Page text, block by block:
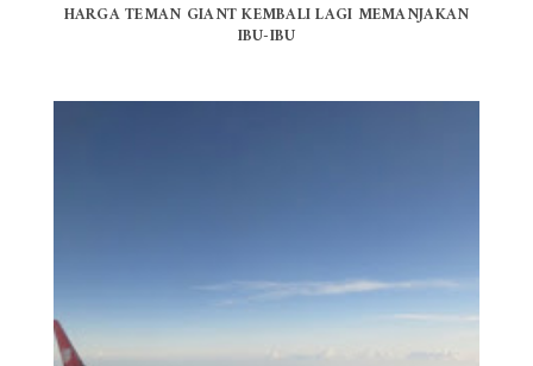
HARGA TEMAN GIANT KEMBALI LAGI MEMANJAKAN
IBU-IBU